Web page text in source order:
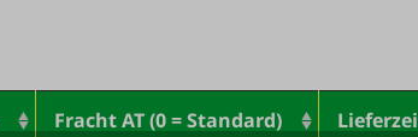
Fracht AT (0 = Standard)